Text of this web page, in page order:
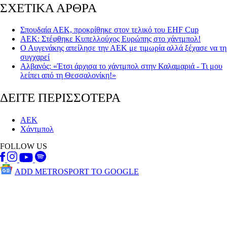
ΣΧΕΤΙΚΑ ΑΡΘΡΑ
Σπουδαία ΑΕΚ, προκρίθηκε στον τελικό του EHF Cup
ΑΕΚ: Στέφθηκε Κυπελλούχος Ευρώπης στο χάντμπολ!
Ο Αυγενάκης απείλησε την ΑΕΚ με τιμωρία αλλά ξέχασε να τη
συγχαρεί
Αλβανός: «Έτσι άρχισα το χάντμπολ στην Καλαμαριά - Τι μου
λείπει από τη Θεσσαλονίκη!»
ΔΕΙΤΕ ΠΕΡΙΣΣΟΤΕΡΑ
ΑΕΚ
Χάντμπολ
FOLLOW US
ADD METROSPORT TO GOOGLE